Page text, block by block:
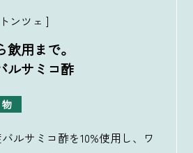
ンツェ ]
飲用まで。
ルサミコ酢
ルサミコ酢を10%使用し、ワ